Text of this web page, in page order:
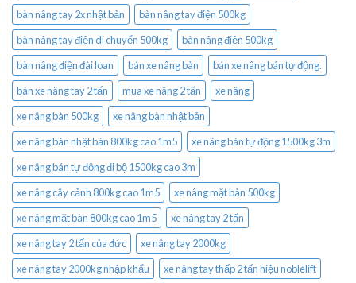
bàn nâng tay 2x nhật bản
bàn nâng tay điện 500kg
bàn nâng tay điện di chuyển 500kg
bàn nâng điện 500kg
bàn nâng điện đài loan
bán xe nâng bàn
bán xe nâng bán tự động.
bán xe nâng tay 2 tấn
mua xe nâng 2 tấn
xe nâng
xe nâng bàn 500kg
xe nâng bàn nhật bản
xe nâng bàn nhật bản 800kg cao 1m5
xe nâng bán tự động 1500kg 3m
xe nâng bán tự động đi bộ 1500kg cao 3m
xe nâng cây cảnh 800kg cao 1m5
xe nâng mặt bàn 500kg
xe nâng mặt bàn 800kg cao 1m5
xe nâng tay 2 tấn
xe nâng tay 2 tấn của đức
xe nâng tay 2000kg
xe nâng tay 2000kg nhập khẩu
xe nâng tay thấp 2 tấn hiệu noblelift